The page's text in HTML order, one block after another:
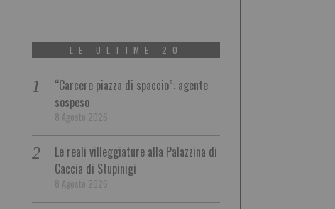
LE ULTIME 20
“Carcere piazza di spaccio”: agente
sospeso
8 Agosto 2026
Le reali villeggiature alla Palazzina di
Caccia di Stupinigi
8 Agosto 2026